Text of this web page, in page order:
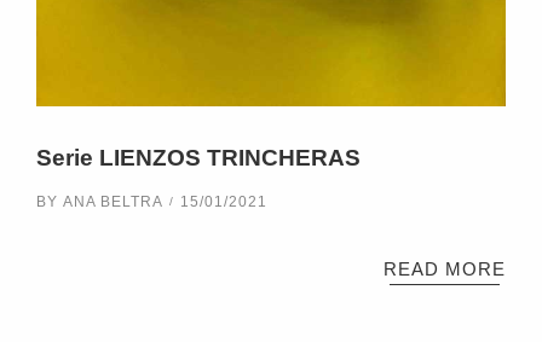
Serie LIENZOS TRINCHERAS
BY ANA BELTRA 15/01/2021
READ MORE